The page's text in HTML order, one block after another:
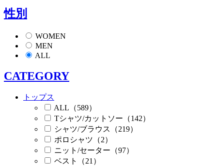
性別
WOMEN
MEN
ALL
CATEGORY
トップス
ALL（589）
Tシャツ/カットソー（142）
シャツ/ブラウス（219）
ポロシャツ（2）
ニット/セーター（97）
ベスト（21）